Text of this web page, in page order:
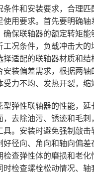
件和安装要求，合理
用要求。首先要明确
保联轴器的额定转矩
况条件，负载冲击大
适配的联轴器材质和
装偏差需求，根据两
力不均、发热开裂，缩
弹性联轴器的性能，
去除油污、锈迹和毛
。安装时避免强制敲
径向、角向和轴向偏
查弹性体的磨损和老
检查螺栓松动情况、